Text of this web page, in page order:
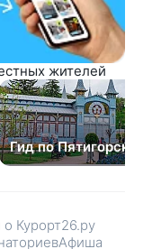
жителей
Гид по Пятигорску
Курорт26.ру
Афиша